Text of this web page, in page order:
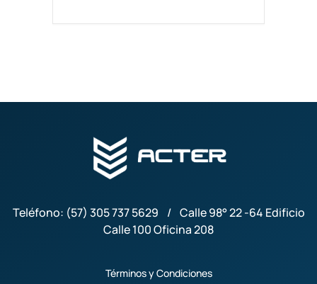
Teléfono: (57) 305 737 5629 / Calle 98° 22 -64 Edificio
Calle 100 Oficina 208
Términos y Condiciones